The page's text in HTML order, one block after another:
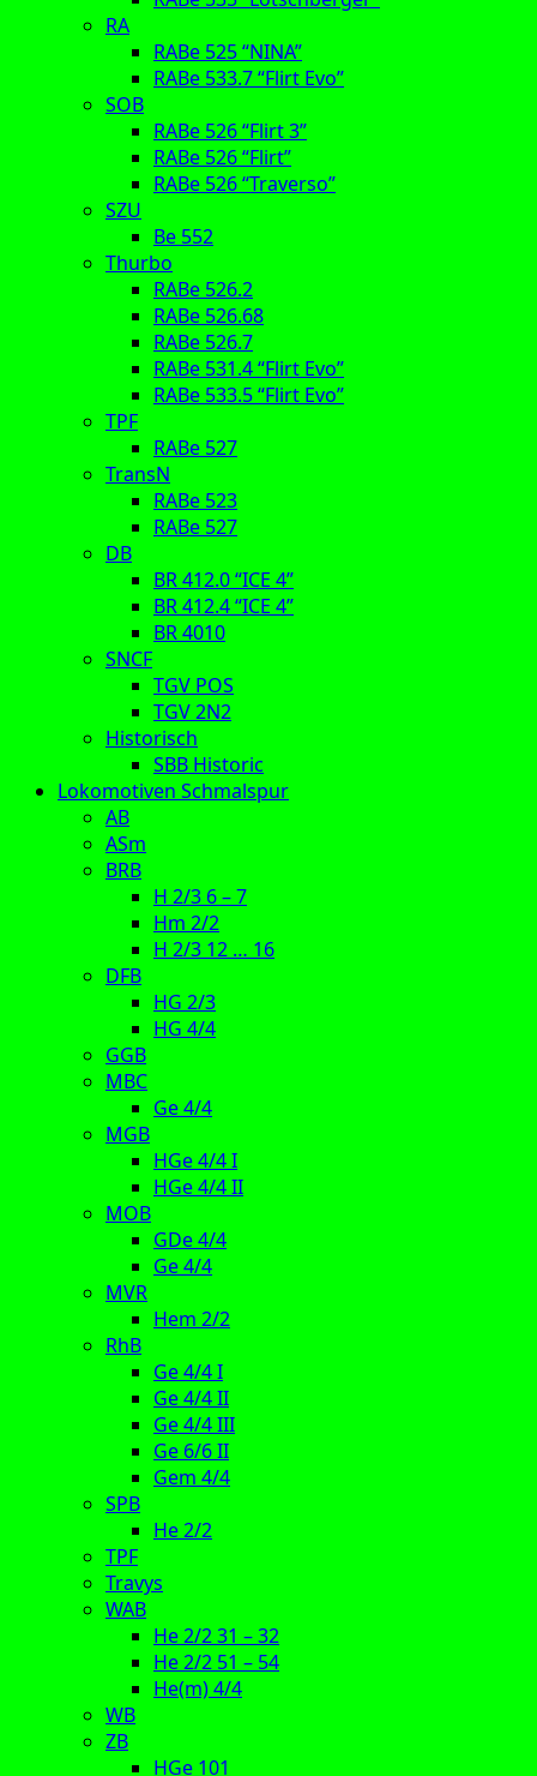
RA
RABe 525 “NINA”
RABe 533.7 “Flirt Evo”
SOB
RABe 526 “Flirt 3”
RABe 526 “Flirt”
RABe 526 “Traverso”
SZU
Be 552
Thurbo
RABe 526.2
RABe 526.68
RABe 526.7
RABe 531.4 “Flirt Evo”
RABe 533.5 “Flirt Evo”
TPF
RABe 527
TransN
RABe 523
RABe 527
DB
BR 412.0 “ICE 4”
BR 412.4 “ICE 4”
BR 4010
SNCF
TGV POS
TGV 2N2
Historisch
SBB Historic
Lokomotiven Schmalspur
AB
ASm
BRB
H 2/3 6 – 7
Hm 2/2
H 2/3 12 … 16
DFB
HG 2/3
HG 4/4
GGB
MBC
Ge 4/4
MGB
HGe 4/4 I
HGe 4/4 II
MOB
GDe 4/4
Ge 4/4
MVR
Hem 2/2
RhB
Ge 4/4 I
Ge 4/4 II
Ge 4/4 III
Ge 6/6 II
Gem 4/4
SPB
He 2/2
TPF
Travys
WAB
He 2/2 31 – 32
He 2/2 51 – 54
He(m) 4/4
WB
ZB
HGe 101